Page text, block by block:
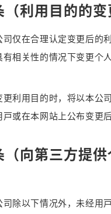
利用目的的变
司仅在合理认定变更后的
有相关性的情况下变更个
更利用目的时，将以本公
户或在本网站上公布变更后
（向第三方提
司除以下情况外，未经用